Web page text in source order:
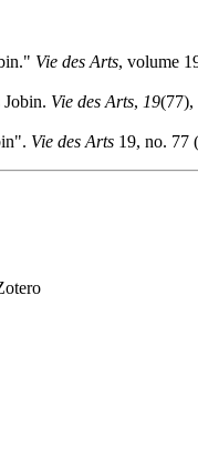
Vie des Arts, volume
Vie des Arts, 19(77),
Vie des Arts 19, no. 77